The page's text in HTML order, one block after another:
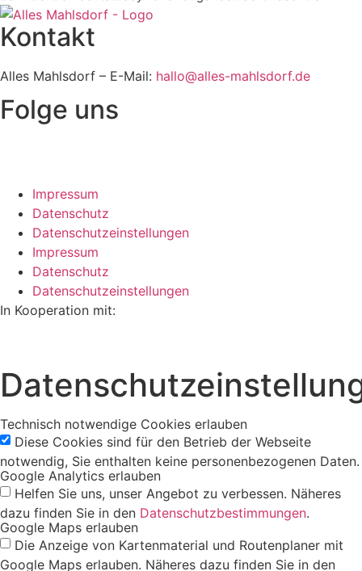
Kontakt
Alles Mahlsdorf – E-Mail: hallo@alles-mahlsdorf.de
Folge uns
Impressum
Datenschutz
Datenschutzeinstellungen
Impressum
Datenschutz
Datenschutzeinstellungen
In Kooperation mit:
Technisch notwendige Cookies erlauben
Diese Cookies sind für den Betrieb der Webseite
notwendig, Sie enthalten keine personenbezogenen Daten.
Google Analytics erlauben
Helfen Sie uns, unser Angebot zu verbessen. Näheres
dazu finden Sie in den Datenschutzbestimmungen.
Google Maps erlauben
Die Anzeige von Kartenmaterial und Routenplaner mit
Google Maps erlauben. Näheres dazu finden Sie in den